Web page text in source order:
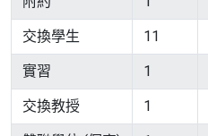
交換學生 11
實習 1
交換教授 1